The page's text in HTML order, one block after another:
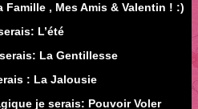
Famille , Mes Amis & Valentin ! :)
L’été
La Gentillesse
: La Jalousie
je serais: Pouvoir Voler